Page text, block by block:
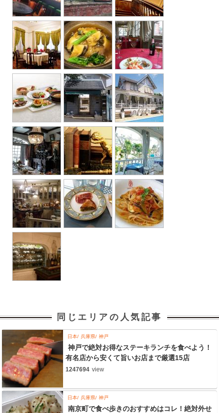
同じエリアの人気記事
日本 兵庫県 神戸
神戸で絶対お得なステーキランチを食べよう！
有名店から安くて旨いお店まで厳選15店
1247694 view
日本 兵庫県 神戸
南京町で食べ歩きのおすすめはコレ！絶対外せ